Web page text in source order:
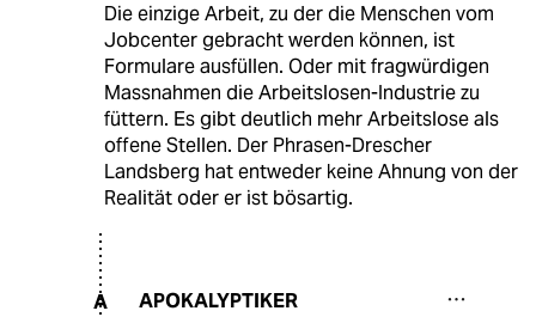
Die einzige Arbeit, zu der die Menschen vom
Jobcenter gebracht werden können, ist
Formulare ausfüllen. Oder mit fragwürdigen
Massnahmen die Arbeitslosen-Industrie zu
füttern. Es gibt deutlich mehr Arbeitslose als
offene Stellen. Der Phrasen-Drescher
Landsberg hat entweder keine Ahnung von der
Realität oder er ist bösartig.
A APOKALYPTIKER